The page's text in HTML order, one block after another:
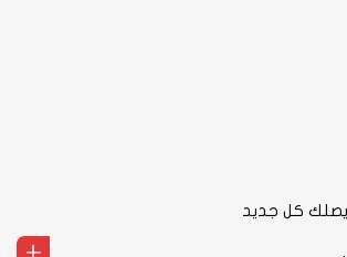
كل جديد